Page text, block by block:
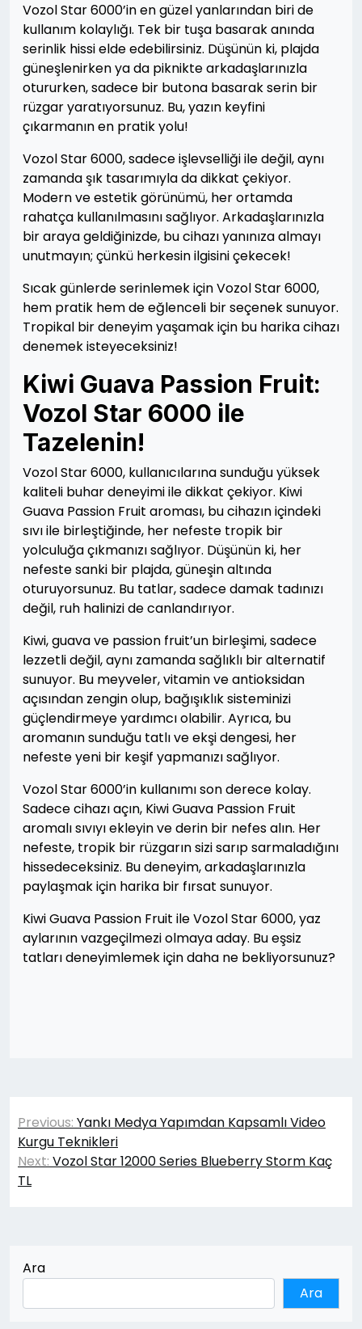
Vozol Star 6000’in en güzel yanlarından biri de
kullanım kolaylığı. Tek bir tuşa basarak anında
serinlik hissi elde edebilirsiniz. Düşünün ki, plajda
güneşlenirken ya da piknikte arkadaşlarınızla
otururken, sadece bir butona basarak serin bir
rüzgar yaratıyorsunuz. Bu, yazın keyfini
çıkarmanın en pratik yolu!
Vozol Star 6000, sadece işlevselliği ile değil, aynı
zamanda şık tasarımıyla da dikkat çekiyor.
Modern ve estetik görünümü, her ortamda
rahatça kullanılmasını sağlıyor. Arkadaşlarınızla
bir araya geldiğinizde, bu cihazı yanınıza almayı
unutmayın; çünkü herkesin ilgisini çekecek!
Sıcak günlerde serinlemek için Vozol Star 6000,
hem pratik hem de eğlenceli bir seçenek sunuyor.
Tropikal bir deneyim yaşamak için bu harika cihazı
denemek isteyeceksiniz!
Kiwi Guava Passion Fruit:
Vozol Star 6000 ile
Tazelenin!
Vozol Star 6000, kullanıcılarına sunduğu yüksek
kaliteli buhar deneyimi ile dikkat çekiyor. Kiwi
Guava Passion Fruit aroması, bu cihazın içindeki
sıvı ile birleştiğinde, her nefeste tropik bir
yolculuğa çıkmanızı sağlıyor. Düşünün ki, her
nefeste sanki bir plajda, güneşin altında
oturuyorsunuz. Bu tatlar, sadece damak tadınızı
değil, ruh halinizi de canlandırıyor.
Kiwi, guava ve passion fruit’un birleşimi, sadece
lezzetli değil, aynı zamanda sağlıklı bir alternatif
sunuyor. Bu meyveler, vitamin ve antioksidan
açısından zengin olup, bağışıklık sisteminizi
güçlendirmeye yardımcı olabilir. Ayrıca, bu
aromanın sunduğu tatlı ve ekşi dengesi, her
nefeste yeni bir keşif yapmanızı sağlıyor.
Vozol Star 6000’in kullanımı son derece kolay.
Sadece cihazı açın, Kiwi Guava Passion Fruit
aromalı sıvıyı ekleyin ve derin bir nefes alın. Her
nefeste, tropik bir rüzgarın sizi sarıp sarmaladığını
hissedeceksiniz. Bu deneyim, arkadaşlarınızla
paylaşmak için harika bir fırsat sunuyor.
Kiwi Guava Passion Fruit ile Vozol Star 6000, yaz
aylarının vazgeçilmezi olmaya aday. Bu eşsiz
tatları deneyimlemek için daha ne bekliyorsunuz?
Yazı
gezinmesi
Previous: Yankı Medya Yapımdan Kapsamlı Video
Kurgu Teknikleri
Next: Vozol Star 12000 Series Blueberry Storm Kaç
TL
Ara
Ara